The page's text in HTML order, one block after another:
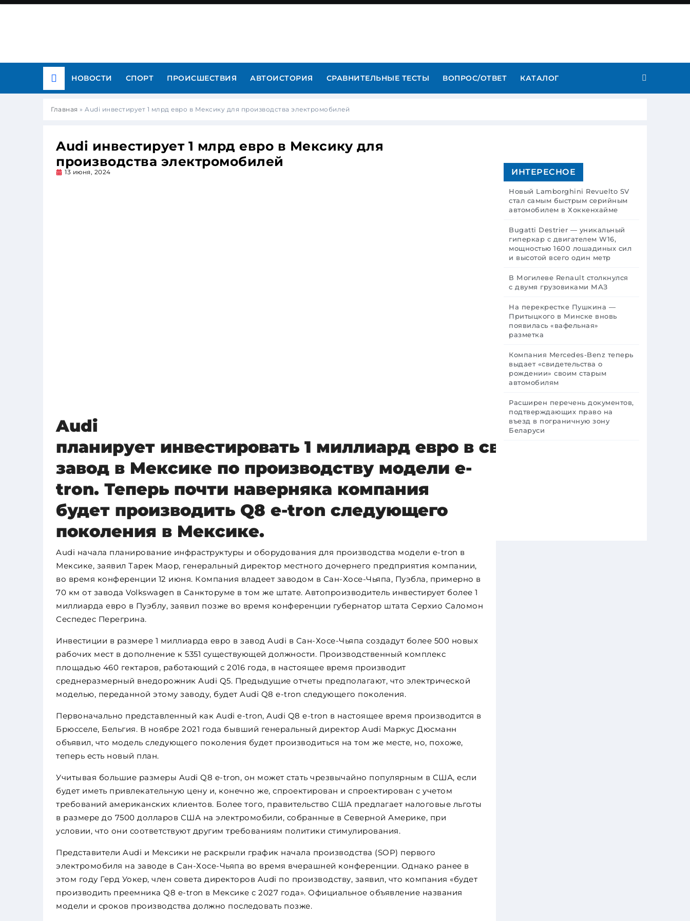
НОВОСТИ СПОРТ ПРОИСШЕСТВИЯ АВТОИСТОРИЯ СРАВНИТЕЛЬНЫЕ ТЕСТЫ ВОПРОС/ОТВЕТ КАТАЛОГ
Главная » Audi инвестирует 1 млрд евро в Мексику для производства электромобилей
Audi инвестирует 1 млрд евро в Мексику для
производства электромобилей
13 июня, 2024
Audi
планирует инвестировать 1 миллиард евро в свой
завод в Мексике по производству модели e-
tron. Теперь почти наверняка компания
будет производить Q8 e-tron следующего
поколения в Мексике.
Audi начала планирование инфраструктуры и оборудования для производства модели e-tron в
Мексике, заявил Тарек Маор, генеральный директор местного дочернего предприятия компании,
во время конференции 12 июня. Компания владеет заводом в Сан-Хосе-Чьяпа, Пуэбла, примерно в
70 км от завода Volkswagen в Санкторуме в том же штате. Автопроизводитель инвестирует более 1
миллиарда евро в Пуэблу, заявил позже во время конференции губернатор штата Серхио Саломон
Сеспедес Перегрина.
Инвестиции в размере 1 миллиарда евро в завод Audi в Сан-Хосе-Чьяпа создадут более 500 новых
рабочих мест в дополнение к 5351 существующей должности. Производственный комплекс
площадью 460 гектаров, работающий с 2016 года, в настоящее время производит
среднеразмерный внедорожник Audi Q5. Предыдущие отчеты предполагают, что электрической
моделью, переданной этому заводу, будет Audi Q8 e-tron следующего поколения.
Первоначально представленный как Audi e-tron, Audi Q8 e-tron в настоящее время производится в
Брюсселе, Бельгия. В ноябре 2021 года бывший генеральный директор Audi Маркус Дюсманн
объявил, что модель следующего поколения будет производиться на том же месте, но, похоже,
теперь есть новый план.
Учитывая большие размеры Audi Q8 e-tron, он может стать чрезвычайно популярным в США, если
будет иметь привлекательную цену и, конечно же, спроектирован и спроектирован с учетом
требований американских клиентов. Более того, правительство США предлагает налоговые льготы
в размере до 7500 долларов США на электромобили, собранные в Северной Америке, при
условии, что они соответствуют другим требованиям политики стимулирования.
Представители Audi и Мексики не раскрыли график начала производства (SOP) первого
электромобиля на заводе в Сан-Хосе-Чьяпа во время вчерашней конференции. Однако ранее в
этом году Герд Уокер, член совета директоров Audi по производству, заявил, что компания «будет
производить преемника Q8 e-tron в Мексике с 2027 года». Официальное объявление названия
модели и сроков производства должно последовать позже.
ИНТЕРЕСНОЕ
Новый Lamborghini Revuelto SV
стал самым быстрым серийным
автомобилем в Хоккенхайме
Bugatti Destrier — уникальный
гиперкар с двигателем W16,
мощностью 1600 лошадиных сил
и высотой всего один метр
В Могилеве Renault столкнулся
с двумя грузовиками МАЗ
На перекрестке Пушкина —
Притыцкого в Минске вновь
появилась «вафельная»
разметка
Компания Mercedes-Benz теперь
выдает «свидетельства о
рождении» своим старым
автомобилям
Расширен перечень документов,
подтверждающих право на
въезд в пограничную зону
Беларуси